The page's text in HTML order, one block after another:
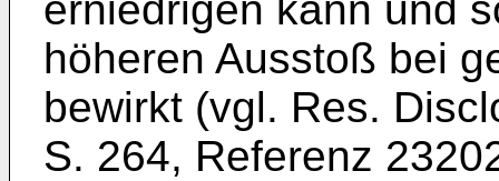
höheren Ausstoß bei
bewirkt (vgl. Res.
S. 264, Referenz